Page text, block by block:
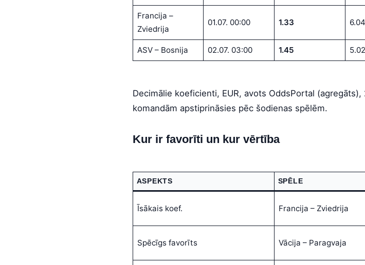
Francija –
Zviedrija
01.07. 00:00 1.33 6.04
ASV – Bosnija 02.07. 03:00 1.45 5.02
Decimālie koeficienti, EUR, avots OddsPortal
komandām apstiprināsies pēc šodienas spēlēm.
Kur ir favorīti un kur vērtība
ASPEKTS SPĒLE
Īsākais koef. Francija – Zviedrija
Spēcīgs favorīts Vācija – Paragvaja